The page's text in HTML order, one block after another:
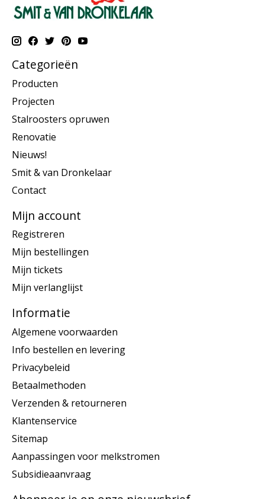
Categorieën
Producten
Projecten
Stalroosters opruwen
Renovatie
Nieuws!
Smit & van Dronkelaar
Contact
Mijn account
Registreren
Mijn bestellingen
Mijn tickets
Mijn verlanglijst
Informatie
Algemene voorwaarden
Info bestellen en levering
Privacybeleid
Betaalmethoden
Verzenden & retourneren
Klantenservice
Sitemap
Aanpassingen voor melkstromen
Subsidieaanvraag